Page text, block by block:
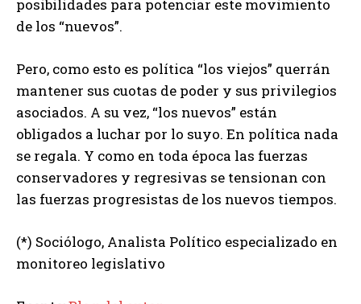
posibilidades para potenciar este movimiento
de los “nuevos”.
Pero, como esto es política “los viejos” querrán
mantener sus cuotas de poder y sus privilegios
asociados. A su vez, “los nuevos” están
obligados a luchar por lo suyo. En política nada
se regala. Y como en toda época las fuerzas
conservadores y regresivas se tensionan con
las fuerzas progresistas de los nuevos tiempos.
(*) Sociólogo, Analista Político especializado en
monitoreo legislativo